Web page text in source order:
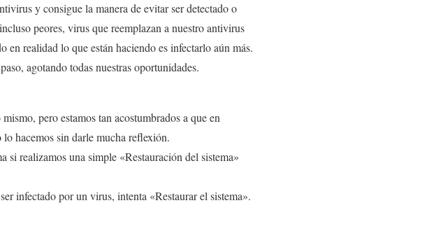
y consigue la manera de evitar ser detectado o
peores, virus que reemplazan a nuestro antivirus
realidad lo que están haciendo es infectarlo aún más.
agotando todas nuestras oportunidades.
pero estamos tan acostumbrados a que en
hacemos sin darle mucha reflexión.
si realizamos una simple «Restauración del sistema»
infectado por un virus, intenta «Restaurar el sistema».